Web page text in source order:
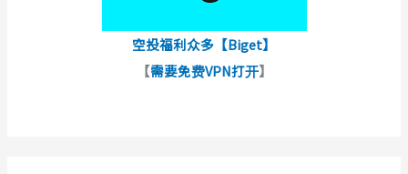
空投福利众多【Biget】
【需要免费VPN打开】